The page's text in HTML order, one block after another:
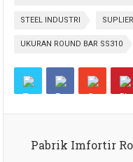
STEEL INDUSTRI
UKURAN ROUND BAR SS310
Pabrik Imfortir